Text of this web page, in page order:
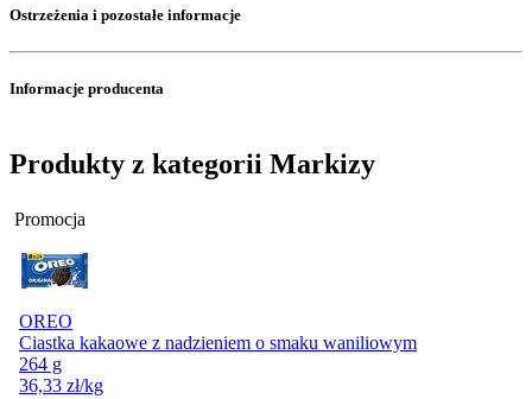
Ostrzeżenia i pozostałe informacje
Informacje producenta
Produkty z kategorii Markizy
Promocja
OREO
Ciastka kakaowe z nadzieniem o smaku waniliowym
264 g
36,33 zł/kg